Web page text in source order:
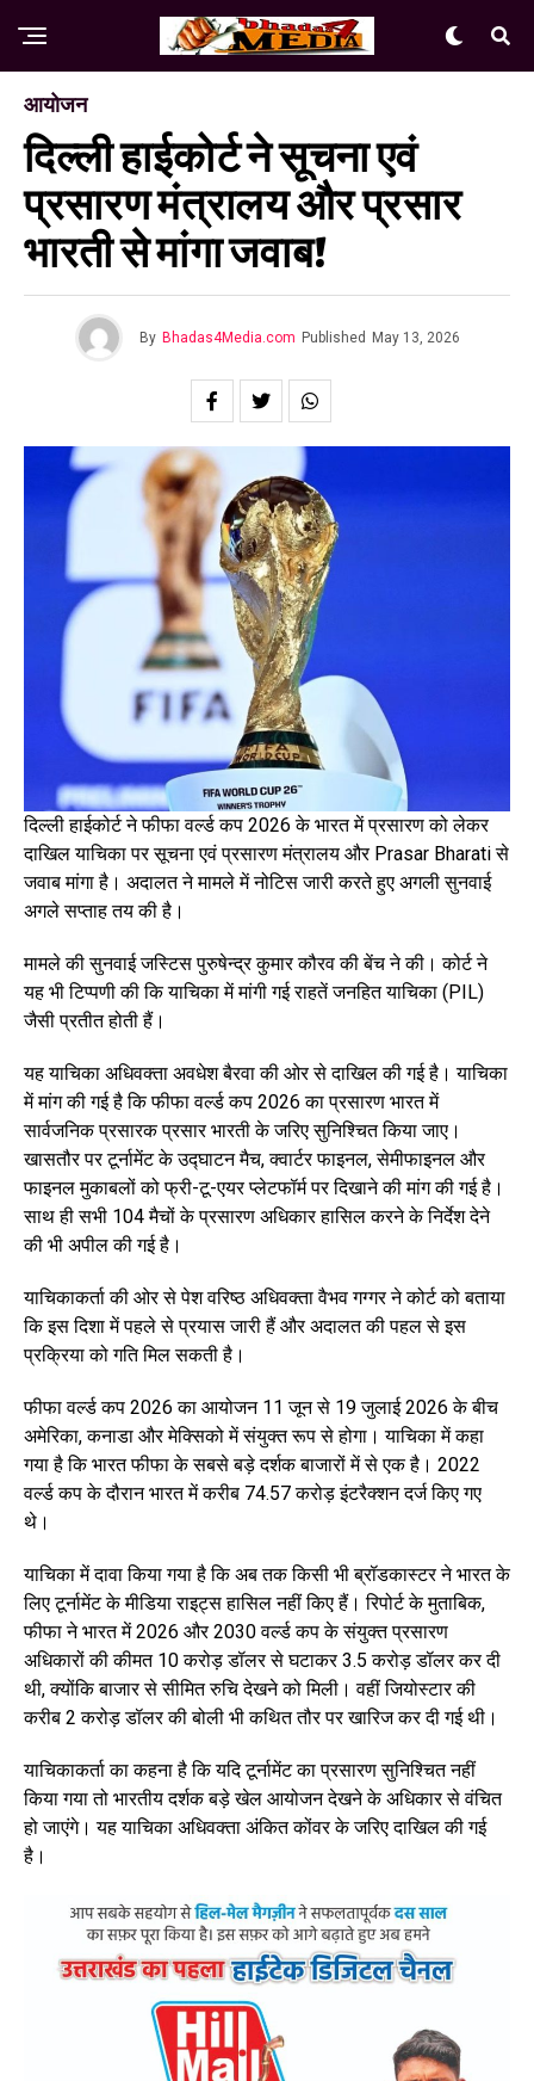
आयोजन
दिल्ली हाईकोर्ट ने सूचना एवं
प्रसारण मंत्रालय और प्रसार
भारती से मांगा जवाब!
By Bhadas4Media.com Published May 13, 2026
दिल्ली हाईकोर्ट ने फीफा वर्ल्ड कप 2026 के भारत में प्रसारण को लेकर
दाखिल याचिका पर सूचना एवं प्रसारण मंत्रालय और Prasar Bharati से
जवाब मांगा है। अदालत ने मामले में नोटिस जारी करते हुए अगली सुनवाई
अगले सप्ताह तय की है।
मामले की सुनवाई जस्टिस पुरुषेन्द्र कुमार कौरव की बेंच ने की। कोर्ट ने
यह भी टिप्पणी की कि याचिका में मांगी गई राहतें जनहित याचिका (PIL)
जैसी प्रतीत होती हैं।
यह याचिका अधिवक्ता अवधेश बैरवा की ओर से दाखिल की गई है। याचिका
में मांग की गई है कि फीफा वर्ल्ड कप 2026 का प्रसारण भारत में
सार्वजनिक प्रसारक प्रसार भारती के जरिए सुनिश्चित किया जाए।
खासतौर पर टूर्नामेंट के उद्घाटन मैच, क्वार्टर फाइनल, सेमीफाइनल और
फाइनल मुकाबलों को फ्री-टू-एयर प्लेटफॉर्म पर दिखाने की मांग की गई है।
साथ ही सभी 104 मैचों के प्रसारण अधिकार हासिल करने के निर्देश देने
की भी अपील की गई है।
याचिकाकर्ता की ओर से पेश वरिष्ठ अधिवक्ता वैभव गग्गर ने कोर्ट को बताया
कि इस दिशा में पहले से प्रयास जारी हैं और अदालत की पहल से इस
प्रक्रिया को गति मिल सकती है।
फीफा वर्ल्ड कप 2026 का आयोजन 11 जून से 19 जुलाई 2026 के बीच
अमेरिका, कनाडा और मेक्सिको में संयुक्त रूप से होगा। याचिका में कहा
गया है कि भारत फीफा के सबसे बड़े दर्शक बाजारों में से एक है। 2022
वर्ल्ड कप के दौरान भारत में करीब 74.57 करोड़ इंटरैक्शन दर्ज किए गए
थे।
याचिका में दावा किया गया है कि अब तक किसी भी ब्रॉडकास्टर ने भारत के
लिए टूर्नामेंट के मीडिया राइट्स हासिल नहीं किए हैं। रिपोर्ट के मुताबिक,
फीफा ने भारत में 2026 और 2030 वर्ल्ड कप के संयुक्त प्रसारण
अधिकारों की कीमत 10 करोड़ डॉलर से घटाकर 3.5 करोड़ डॉलर कर दी
थी, क्योंकि बाजार से सीमित रुचि देखने को मिली। वहीं जियोस्टार की
करीब 2 करोड़ डॉलर की बोली भी कथित तौर पर खारिज कर दी गई थी।
याचिकाकर्ता का कहना है कि यदि टूर्नामेंट का प्रसारण सुनिश्चित नहीं
किया गया तो भारतीय दर्शक बड़े खेल आयोजन देखने के अधिकार से वंचित
हो जाएंगे। यह याचिका अधिवक्ता अंकित कोंवर के जरिए दाखिल की गई
है।